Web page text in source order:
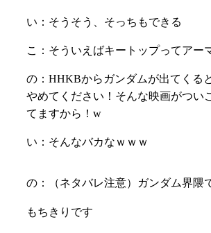
い：そうそう、そっちもできる
こ：そういえばキートップってアー
の：HHKBからガンダムが出てくる
やめてください！そんな映画がつい
てますから！w
い：そんなバカなｗｗｗ
の：（ネタバレ注意）ガンダム界隈
もちきりです